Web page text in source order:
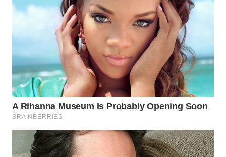
WAHANANEWS
ID
WAHANANEWS
CO ID
WAHANANEWS
NET